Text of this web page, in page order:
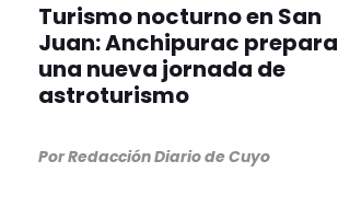
Turismo nocturno en San
Juan: Anchipurac prepara
una nueva jornada de
astroturismo
PorRedacción Diario de Cuyo